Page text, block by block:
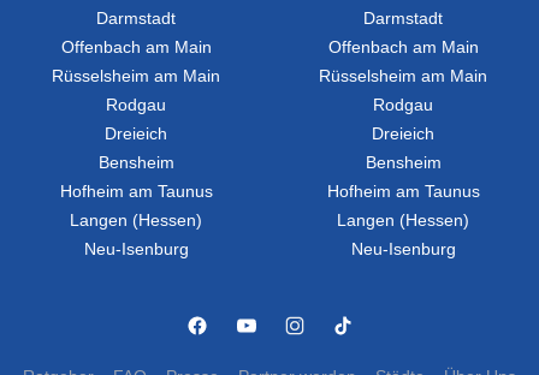
Darmstadt
Offenbach am Main
Rüsselsheim am Main
Rodgau
Dreieich
Bensheim
Hofheim am Taunus
Langen (Hessen)
Neu-Isenburg
Darmstadt
Offenbach am Main
Rüsselsheim am Main
Rodgau
Dreieich
Bensheim
Hofheim am Taunus
Langen (Hessen)
Neu-Isenburg